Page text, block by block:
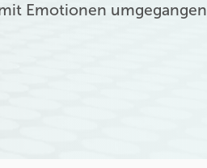
Emotionen